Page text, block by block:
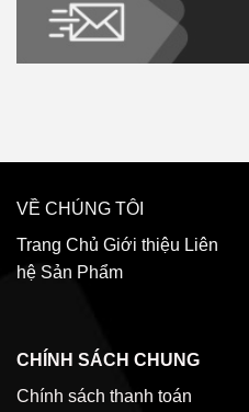
VỀ CHÚNG TÔI
Trang Chủ Giới thiệu Liên
hệ Sản Phẩm
CHÍNH SÁCH CHUNG
Chính sách thanh toán